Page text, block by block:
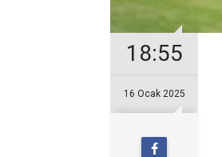
18:55
16 Ocak 2025